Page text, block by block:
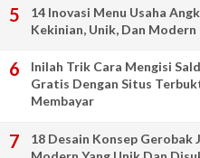
14 Inovasi Menu Usaha
Kekinian, Unik, Dan Modern
Inilah Trik Cara Mengisi
Gratis Dengan Situs
Membayar
18 Desain Konsep Gerobak